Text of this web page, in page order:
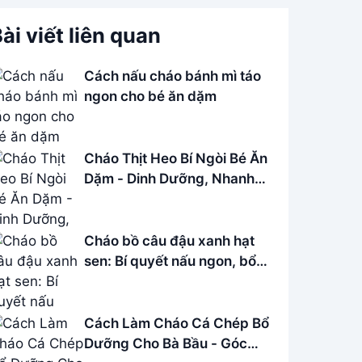
viết liên quan
Cách nấu cháo bánh mì táo
ngon cho bé ăn dặm
Cháo Thịt Heo Bí Ngòi Bé Ăn
Dặm - Dinh Dưỡng, Nhanh
Cháo bồ câu đậu xanh hạt
sen: Bí quyết nấu ngon, bổ
Cách Làm Cháo Cá Chép Bổ
Dưỡng Cho Bà Bầu - Góc